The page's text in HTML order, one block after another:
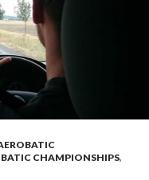
CHAMPIONSHIPS,